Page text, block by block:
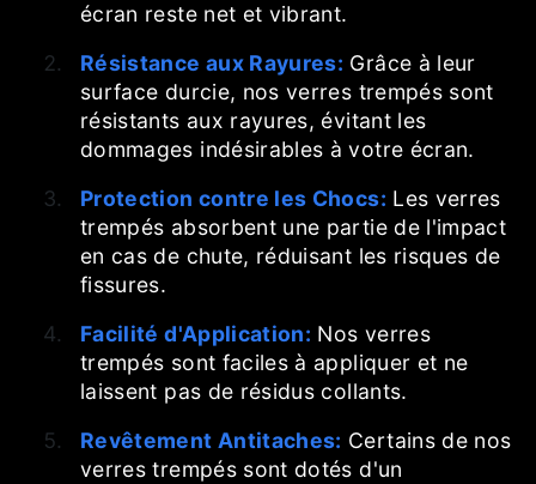
écran reste net et vibrant.
Résistance aux Rayures: Grâce à leur
surface durcie, nos verres trempés sont
résistants aux rayures, évitant les
dommages indésirables à votre écran.
Protection contre les Chocs: Les verres
trempés absorbent une partie de l'impact
en cas de chute, réduisant les risques de
fissures.
Facilité d'Application: Nos verres
trempés sont faciles à appliquer et ne
laissent pas de résidus collants.
Revêtement Antitaches: Certains de nos
verres trempés sont dotés d'un